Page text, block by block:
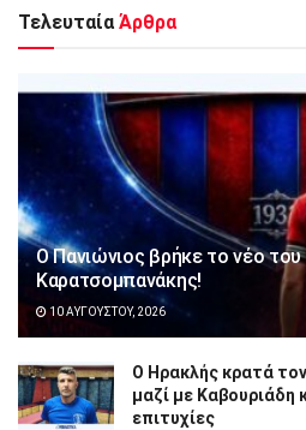
Τελευταία Άρθρα
Ο Πανιώνιος βρήκε το νέο του
Καρατσομπανάκης!
10 ΑΥΓΟΎΣΤΟΥ, 2026
Ο Ηρακλής κρατά
μαζί με Καβουριάδη
επιτυχίες